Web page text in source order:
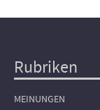
Hauptnavigation
Rubriken
MEINUNGEN